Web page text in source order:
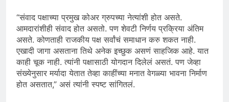
“संवाद पक्षाच्या प्रमुख कोअर ग्रुपच्या नेत्यांशी होत असते.
आमदारांशीही संवाद होत असतो. पण शेवटी निर्णय प्रक्रिया अंतिम
असते. कोणताही राजकीय पक्ष सर्वांचं समाधान करु शकत नाही.
एखादी जागा असताना तिथे अनेक इच्छुक असणं साहजिक आहे. यात
काही चूक नाही. त्यांनी पक्षासाठी योगदान दिलेलं असतं. पण जेव्हा
संख्येनुसार मर्यादा येतात तेव्हा काहींच्या मनात वेगळ्या भावना निर्माण
होत असतात,” असं त्यांनी स्पष्ट सांगितलं.